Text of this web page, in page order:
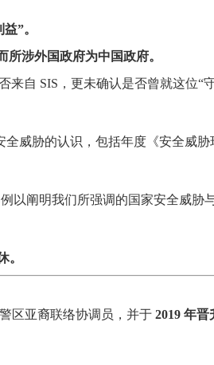
”。
所涉外国政府为中国政府。
来自 SIS，更未确认是否曾就这位“
威胁的认识，包括年度《安全威胁
以阐明我们所强调的国家安全威胁
。
区亚裔联络协调员，并于 2019 年晋